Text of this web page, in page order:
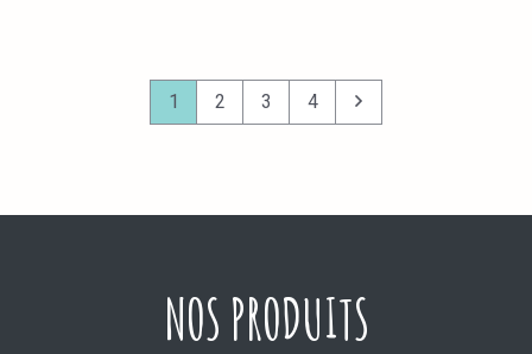
1 2 3 4
NOS PRODUITS